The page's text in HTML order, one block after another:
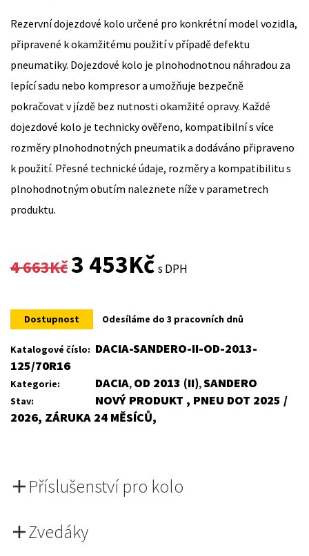
Rezervní dojezdové kolo určené pro konkrétní model vozidla,
připravené k okamžitému použití v případě defektu
pneumatiky. Dojezdové kolo je plnohodnotnou náhradou za
lepící sadu nebo kompresor a umožňuje bezpečně
pokračovat v jízdě bez nutnosti okamžité opravy. Každé
dojezdové kolo je technicky ověřeno, kompatibilní s více
rozměry plnohodnotných pneumatik a dodáváno připraveno
k použití. Přesné technické údaje, rozměry a kompatibilitu s
plnohodnotným obutím naleznete níže v parametrech
produktu.
4 663Kč
Original
was:
4
663Kč.
3 453KčCurrent
is:
3
s DPH
Dostupnost Odesíláme do 3 pracovních dnů
Katalogové číslo: DACIA-SANDERO-II-OD-2013-
125/70R16
Kategorie: DACIA, OD 2013 (II),SANDERO
Stav:
NOVÝ PRODUKT , PNEU DOT 2025 /
2026, ZÁRUKA 24 MĚSÍCŮ,
Příslušenství pro kolo
Zvedáky